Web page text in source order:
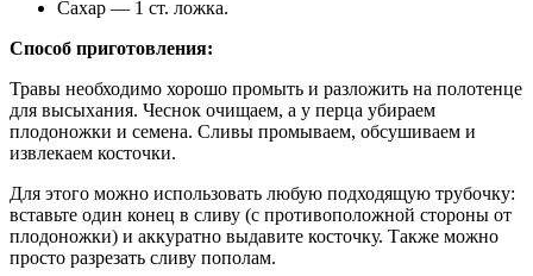
Сахар — 1 ст. ложка.
Способ приготовления:
Травы необходимо хорошо промыть и разложить на полотенце
для высыхания. Чеснок очищаем, а у перца убираем
плодоножки и семена. Сливы промываем, обсушиваем и
извлекаем косточки.
Для этого можно использовать любую подходящую трубочку:
вставьте один конец в сливу (с противоположной стороны от
плодоножки) и аккуратно выдавите косточку. Также можно
просто разрезать сливу пополам.